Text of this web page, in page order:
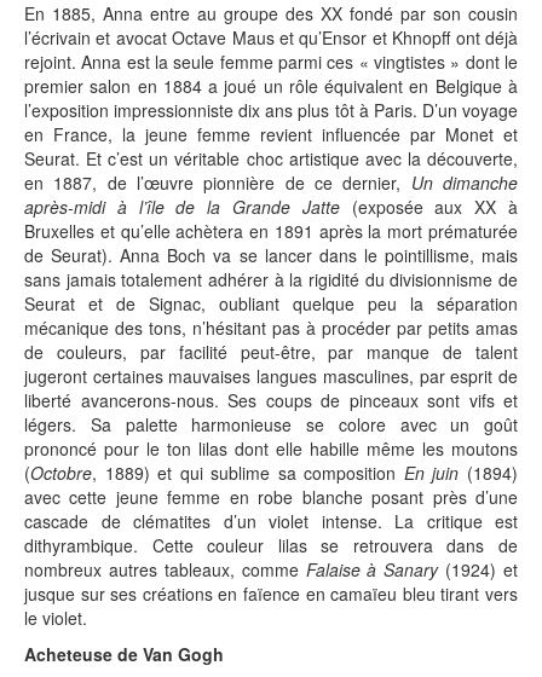
En 1885, Anna entre au groupe des XX fondé par son cousin
l’écrivain et avocat Octave Maus et qu’Ensor et Khnopff ont déjà
rejoint. Anna est la seule femme parmi ces « vingtistes » dont le
premier salon en 1884 a joué un rôle équivalent en Belgique à
l’exposition impressionniste dix ans plus tôt à Paris. D’un voyage
en France, la jeune femme revient influencée par Monet et
Seurat. Et c’est un véritable choc artistique avec la découverte,
en 1887, de l’œuvre pionnière de ce dernier, Un dimanche
après-midi à l’île de la Grande Jatte(exposée aux XX à
Bruxelles et qu’elle achètera en 1891 après la mort prématurée
de Seurat). Anna Boch va se lancer dans le pointillisme, mais
sans jamais totalement adhérer à la rigidité du divisionnisme de
Seurat et de Signac, oubliant quelque peu la séparation
mécanique des tons, n’hésitant pas à procéder par petits amas
de couleurs, par facilité peut-être, par manque de talent
jugeront certaines mauvaises langues masculines, par esprit de
liberté avancerons-nous. Ses coups de pinceaux sont vifs et
légers. Sa palette harmonieuse se colore avec un goût
prononcé pour le ton lilas dont elle habille même les moutons
(Octobre, 1889) et qui sublime sa composition En juin (1894)
avec cette jeune femme en robe blanche posant près d’une
cascade de clématites d’un violet intense. La critique est
dithyrambique. Cette couleur lilas se retrouvera dans de
nombreux autres tableaux, comme Falaise à Sanary(1924) et
jusque sur ses créations en faïence en camaïeu bleu tirant vers
le violet.
Acheteuse de Van Gogh